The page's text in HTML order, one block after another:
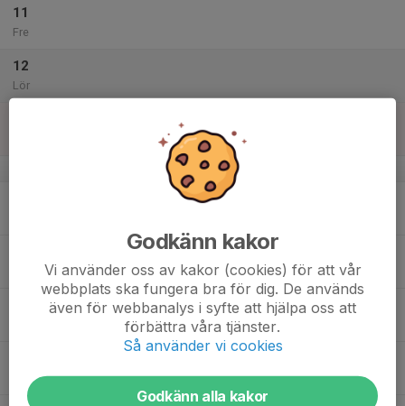
11
Fre
12
Lör
v.51
Godkänn kakor
Vi använder oss av kakor (cookies) för att vår
webbplats ska fungera bra för dig. De används
även för webbanalys i syfte att hjälpa oss att
förbättra våra tjänster.
Så använder vi cookies
Godkänn alla kakor